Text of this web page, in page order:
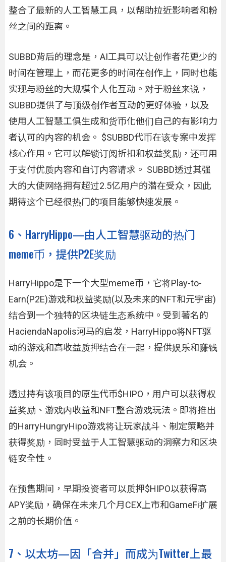
整合了最新的人工智慧工具，以帮助拉近影响者和粉
丝之间的距离。
SUBBD背后的理念是，AI工具可以让创作者花更少的
时间在管理上，而花更多的时间在创作上，同时也能
实现与粉丝的大规模个人化互动。对于粉丝来说，
SUBBD提供了与顶级创作者互动的更好体验，以及
使用人工智慧工俱生成和货币化他们自己的有影响力
者认可的内容的机会。 $SUBBD代币在该专案中发挥
核心作用。它可以解锁订阅折扣和权益奖励，还可用
于支付优质内容和自订内容请求。 SUBBD透过其强
大的大使网络拥有超过2.5亿用户的潜在受众，因此
期待这个已经很热门的项目能够快速发展。
6、HarryHippo—由人工智慧驱动的热门
meme币，提供P2E奖励
HarryHippo是下一个大型meme币，它将Play-to-
Earn(P2E)游戏和权益奖励(以及未来的NFT和元宇宙)
结合到一个独特的区块链生态系统中。受到著名的
HaciendaNapolis河马的启发，HarryHippo将NFT驱
动的游戏和高收益质押结合在一起，提供娱乐和赚钱
机会。
透过持有该项目的原生代币$HIPO，用户可以获得权
益奖励、游戏内收益和NFT整合游戏玩法。即将推出
的HarryHungryHipo游戏将让玩家战斗、制定策略并
获得奖励，同时受益于人工智慧驱动的洞察力和区块
链安全性。
在预售期间，早期投资者可以质押$HIPO以获得高
APY奖励，确保在未来几个月CEX上市和GameFi扩展
之前的长期价值。
7、以太坊—因「合并」而成为Twitter上最